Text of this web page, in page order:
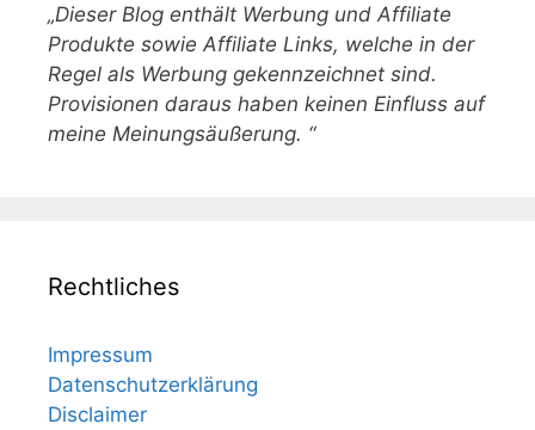
„Dieser Blog enthält Werbung und Affiliate
Produkte sowie Affiliate Links, welche in der
Regel als Werbung gekennzeichnet sind.
Provisionen daraus haben keinen Einfluss auf
meine Meinungsäußerung. “
Rechtliches
Impressum
Datenschutzerklärung
Disclaimer